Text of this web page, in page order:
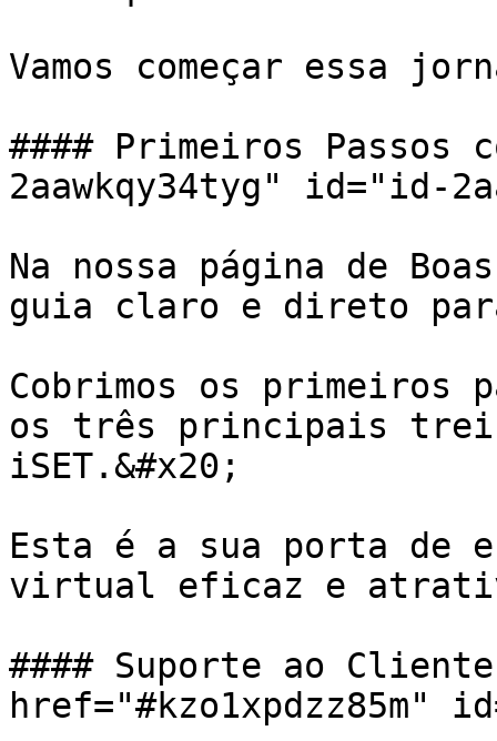
Vamos começar essa
#### Primeiros Passos
2aawkqy34tyg" id="id-
Na nossa página de
guia claro e direto
Cobrimos os primeiros
os três principais
iSET.&#x20;
Esta é a sua porta de
virtual eficaz e
#### Suporte ao
href="#kzo1xpdzz85m"